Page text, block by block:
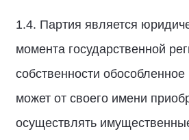
1.4. Партия является
момента государственной
собственности
может от своего имени
осуществлять